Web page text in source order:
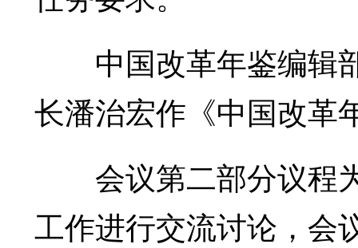
中国改革年鉴编辑
长潘治宏作《中国改革
会议第二部分议程
工作进行交流讨论，会